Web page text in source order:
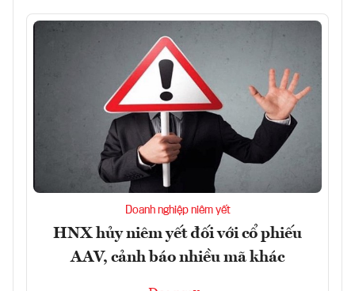
Doanh nghiệp niêm yết
HNX hủy niêm yết đối với cổ phiếu
AAV, cảnh báo nhiều mã khác